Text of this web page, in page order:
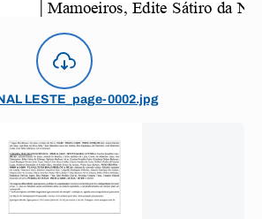
LESTE_page-0002.jpg